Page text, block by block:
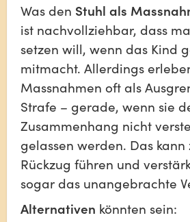
Was den Stuhl als
ist nachvollziehbar, dass
setzen will, wenn das Kind
mitmacht. Allerdings
Massnahmen oft als
Strafe – gerade, wenn sie
Zusammenhang nicht
gelassen werden. Das kann
Rückzug führen und
sogar das unangebrachte
Alternativen könnten sein: